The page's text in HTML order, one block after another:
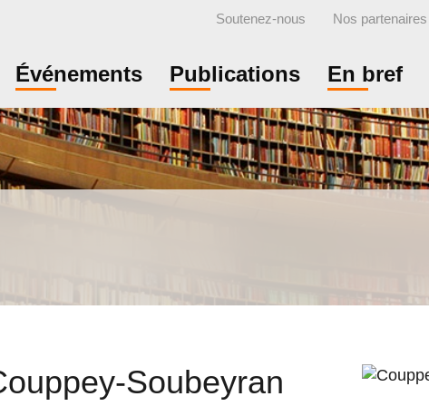
Soutenez-nous Nos partenaires
Événements Publications En bref
Soubeyran